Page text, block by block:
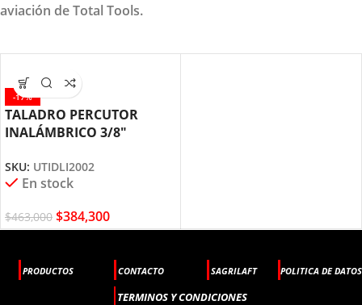
aviación de Total Tools.
-17%
TALADRO PERCUTOR
INALÁMBRICO 3/8″
SKU: UTIDLI2002
En stock
$463,000 $384,300
PRODUCTOS CONTACTO SAGRILAFT POLITICA DE DATOS
TERMINOS Y CONDICIONES